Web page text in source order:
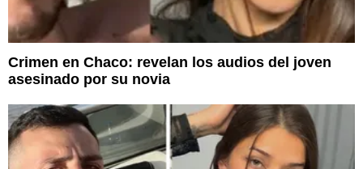
Crimen en Chaco: revelan los audios del joven
asesinado por su novia